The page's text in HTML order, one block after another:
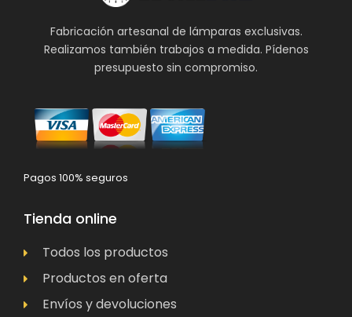
Fabricación artesanal de lámparas exclusivas.
Realizamos también trabajos a medida. Pídenos
presupuesto sin compromiso.
Pagos 100% seguros
Tienda online
Todos los productos
Productos en oferta
Envíos y devoluciones